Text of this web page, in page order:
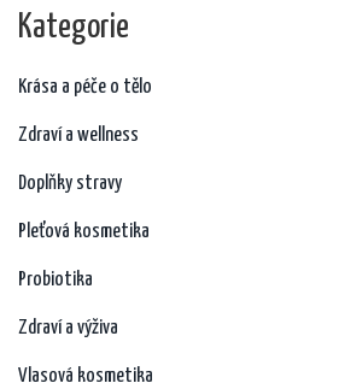
Kategorie
Krása a péče o tělo
Zdraví a wellness
Doplňky stravy
Pleťová kosmetika
Probiotika
Zdraví a výživa
Vlasová kosmetika